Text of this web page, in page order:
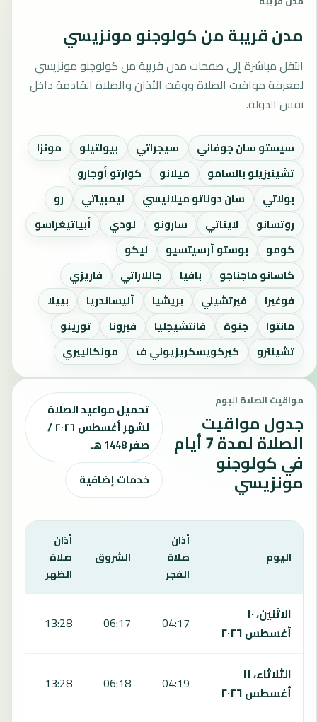
مدن قريبة من كولوجنو مونزيسي
انتقل مباشرة إلى صفحات مدن قريبة من كولوجنو مونزيسي
لمعرفة مواقيت الصلاة ووقت الأذان والصلاة القادمة داخل
نفس الدولة.
سيستو سان جوفاني سيجراتي بيولتيلو
مونزا
تشينيزيلو بالسامو
ميلانو
كوارتو أوجارو
بولاتي
سان دوناتو ميلانيسي ليمبياتي
رو
روتسانو
لايناتي سارونو لودي
أبياتيغراسو
كومو
بوستو أرسيتسيو
ليكو
كاسانو ماجناجو
بافيا جاللاراتي
فاريزي
فوغيرا
فيرتشيلي بريشيا أليساندريا
بييلا
مانتوا
جنوة فانتشيجليا فيرونا
تورينو
تشينترو
كيركويسكريزيوني ف مونكالييري
مواقيت الصلاة اليوم
جدول مواقيت
الصلاة لمدة 7 أيام
في كولوجنو
مونزيسي
تحميل مواعيد الصلاة
لشهر أغسطس ٢٠٢٦ /
صفر 1448 هـ
خدمات إضافية
اليوم
أذان
صلاة
الفجر
الشروق
أذان
صلاة
الظهر
الاثنين، ١٠
أغسطس ٢٠٢٦
04:17
06:17
13:28
الثلاثاء، ١١
أغسطس ٢٠٢٦
04:19
06:18
13:28